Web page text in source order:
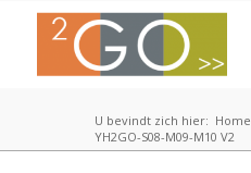
U bevindt zich hier: Home
YH2GO-S08-M09-M10 V2